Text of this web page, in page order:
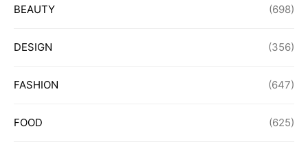
BEAUTY (698)
DESIGN (356)
FASHION (647)
FOOD (625)